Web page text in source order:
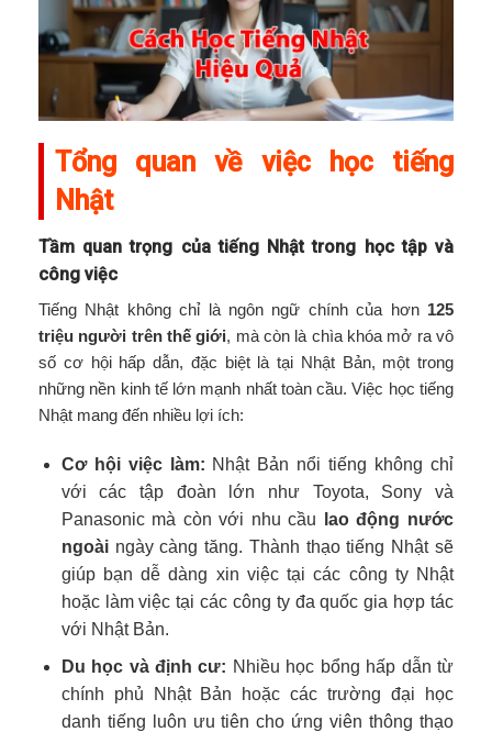
Tổng quan về việc học tiếng
Nhật
Tầm quan trọng của tiếng Nhật trong học tập và
công việc
Tiếng Nhật không chỉ là ngôn ngữ chính của hơn 125
triệu người trên thế giới, mà còn là chìa khóa mở ra vô
số cơ hội hấp dẫn, đặc biệt là tại Nhật Bản, một trong
những nền kinh tế lớn mạnh nhất toàn cầu. Việc học tiếng
Nhật mang đến nhiều lợi ích:
Cơ hội việc làm: Nhật Bản nổi tiếng không chỉ
với các tập đoàn lớn như Toyota, Sony và
Panasonic mà còn với nhu cầu
lao động nước
ngoàingày càng tăng. Thành thạo tiếng Nhật sẽ
giúp bạn dễ dàng xin việc tại các công ty Nhật
hoặc làm việc tại các công ty đa quốc gia hợp tác
với Nhật Bản.
Du học và định cư: Nhiều học bổng hấp dẫn từ
chính phủ Nhật Bản hoặc các trường đại học
danh tiếng luôn ưu tiên cho ứng viên thông thạo